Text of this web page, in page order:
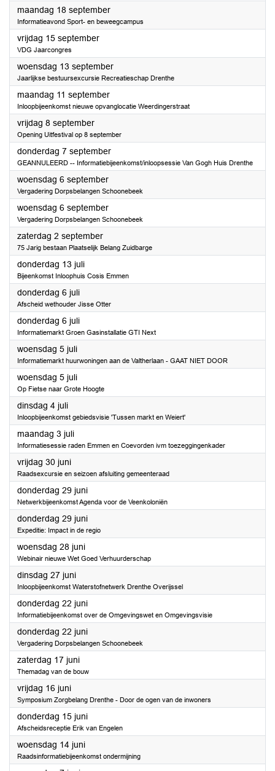
maandag 18 september2023
Informatieavond Sport- en beweegcampus
vrijdag 15 september2023
VDG Jaarcongres
woensdag 13 september2023
Jaarlijkse bestuursexcursie Recreatieschap Drenthe
maandag 11 september2023
Inloopbijeenkomst nieuwe opvanglocatie Weerdingerstraat
vrijdag 8 september2023
Opening Uitfestival op 8 september
donderdag 7 september2023
GEANNULEERD -- Informatiebijeenkomst/inloopsessie Van Gogh Huis Drenthe
woensdag 6 september2023
Vergadering Dorpsbelangen Schoonebeek
woensdag 6 september2023
Vergadering Dorpsbelangen Schoonebeek
zaterdag 2 september2023
75 Jarig bestaan Plaatselijk Belang Zuidbarge
donderdag 13 juli2023
Bijeenkomst Inloophuis Cosis Emmen
donderdag 6 juli2023
Afscheid wethouder Jisse Otter
donderdag 6 juli2023
Informatiemarkt Groen Gasinstallatie GTI Next
woensdag 5 juli2023
Informatiemarkt huurwoningen aan de Valtherlaan - GAAT NIET DOOR
woensdag 5 juli2023
Op Fietse naar Grote Hoogte
dinsdag 4 juli2023
Inloopbijeenkomst gebiedsvisie 'Tussen markt en Weiert'
maandag 3 juli2023
Informatiesessie raden Emmen en Coevorden ivm toezeggingenkader
vrijdag 30 juni2023
Raadsexcursie en seizoen afsluiting gemeenteraad
donderdag 29 juni2023
Netwerkbijeenkomst Agenda voor de Veenkoloniën
donderdag 29 juni2023
Expeditie: Impact in de regio
woensdag 28 juni2023
Webinair nieuwe Wet Goed Verhuurderschap
dinsdag 27 juni2023
Inloopbijeenkomst Waterstofnetwerk Drenthe Overijssel
donderdag 22 juni2023
Informatiebijeenkomst over de Omgevingswet en Omgevingsvisie
donderdag 22 juni2023
Vergadering Dorpsbelangen Schoonebeek
zaterdag 17 juni2023
Themadag van de bouw
vrijdag 16 juni2023
Symposium Zorgbelang Drenthe - Door de ogen van de inwoners
donderdag 15 juni2023
Afscheidsreceptie Erik van Engelen
woensdag 14 juni2023
Raadsinformatiebijeenkomst ondermijning